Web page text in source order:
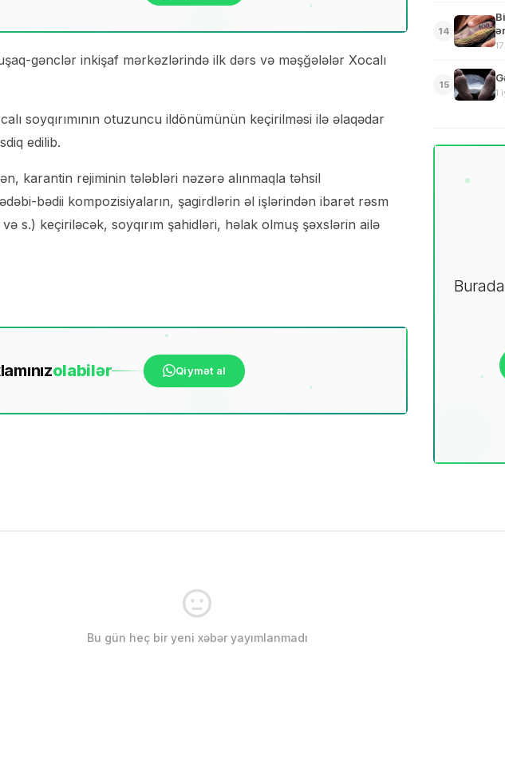
gənclər inkişaf mərkəzlərində ilk dərs və məşğələlər Xocalı
soyqırımının otuzuncu ildönümünün keçirilməsi ilə əlaqədar
edilib.
karantin rejiminin tələbləri nəzərə alınmaqla təhsil
bədii kompozisiyaların, şagirdlərin əl işlərindən ibarət rəsm
s.) keçiriləcək, soyqırım şahidləri, həlak olmuş şəxslərin ailə
olabilər Qiymət al
14
15
1
Burada
Bu gün heç bir yeni xəbər yayımlanmadı